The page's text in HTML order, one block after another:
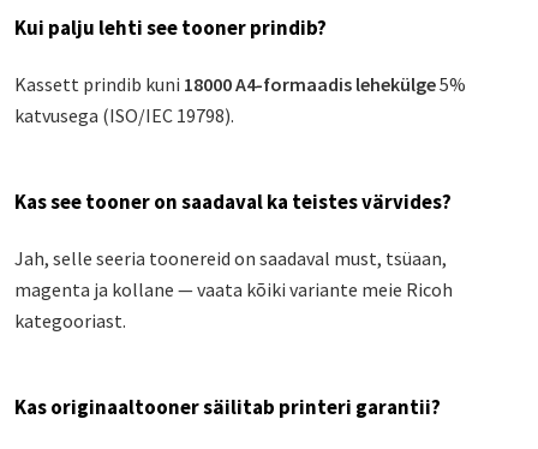
Kui palju lehti see tooner prindib?
Kassett prindib kuni 18000 A4-formaadis lehekülge5%
katvusega (ISO/IEC 19798).
Kas see tooner on saadaval ka teistes värvides?
Jah, selle seeria toonereid on saadaval must, tsüaan,
magenta ja kollane — vaata kõiki variante meie Ricoh
kategooriast.
Kas originaaltooner säilitab printeri garantii?